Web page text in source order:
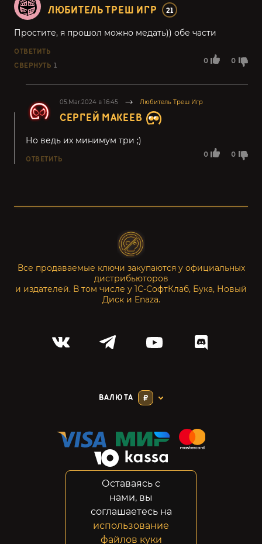
ЛЮБИТЕЛЬ ТРЕШ ИГР 21
0 0
Простите, я прошол можно медать)) обе части
ОТВЕТИТЬ
СВЕРНУТЬ 1
05.Mar.2024 в 16:45 Любитель Треш Игр
СЕРГЕЙ МАКЕЕВ
0 0
Но ведь их минимум три ;)
ОТВЕТИТЬ
Все продаваемые ключи закупаются у официальных
дистрибьюторов
и издателей. В том числе у 1С-СофтКлаб, Бука, Новый
Диск и Enaza.
ВАЛЮТА ₽
Конфиденциальность
Возвраты
Правовая информация
Оставаясь с
нами, вы
соглашаетесь на
использование
файлов куки